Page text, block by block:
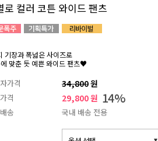
로 컬러 코튼 와이드 팬츠
기장과 폭넓은 사이즈로
맞춘 듯 예쁜 와이드 팬츠♥
가격 34,800원
격 29,800 원 14%
송 국내 배송 전용